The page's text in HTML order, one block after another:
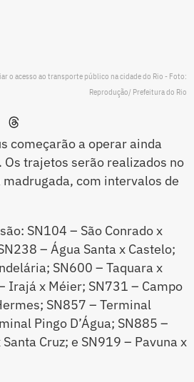
o acesso ao transporte público na cidade do Rio - Foto:
Reprodução/ Prefeitura do Rio
começarão a operar ainda
Os trajetos serão realizados no
com intervalos de
SN104 – São Conrado x
– Água Santa x Castelo;
SN600 – Taquara x
Irajá x Méier; SN731 – Campo
SN857 – Terminal
Pingo D’Água; SN885 –
Cruz; e SN919 – Pavuna x